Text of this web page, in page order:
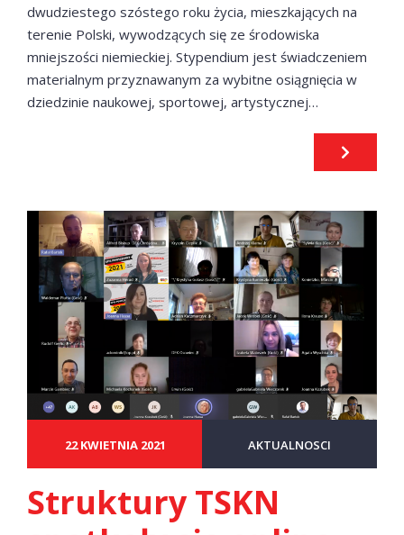
dwudziestego szóstego roku życia, mieszkających na
terenie Polski, wywodzących się ze środowiska
mniejszości niemieckiej. Stypendium jest świadczeniem
materialnym przyznawanym za wybitne osiągnięcia w
dziedzinie naukowej, sportowej, artystycznej…
22 KWIETNIA 2021 AKTUALNOSCI
Struktury TSKN